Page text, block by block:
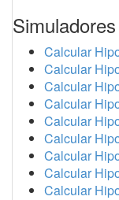
Calcular
Calcular
Calcular
Calcular
Calcular
Calcular
Calcular
Calcular
Calcular